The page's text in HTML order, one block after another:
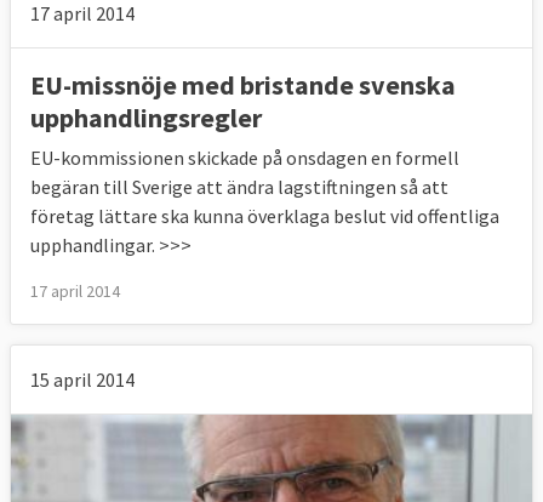
17 april 2014
EU-missnöje med bristande svenska
upphandlingsregler
EU-kommissionen skickade på onsdagen en formell
begäran till Sverige att ändra lagstiftningen så att
företag lättare ska kunna överklaga beslut vid offentliga
upphandlingar. >>>
17 april 2014
15 april 2014